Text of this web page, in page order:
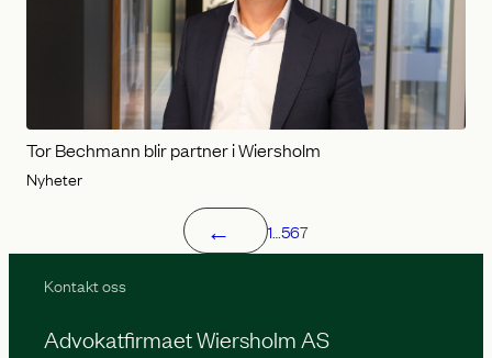
Tor Bechmann blir partner i Wiersholm
Nyheter
← 1 567
Kontakt oss
Advokatfirmaet Wiersholm AS